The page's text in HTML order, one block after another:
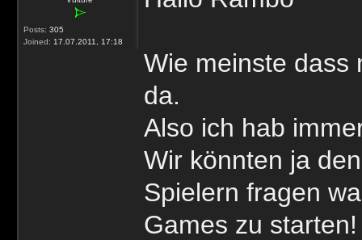
Posts: 305
Joined: 17.07.2011, 17:18
Wie meinste dass
da.
Also ich hab
Wir könnten ja
Spielern fragen
Games zu starten!